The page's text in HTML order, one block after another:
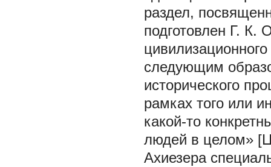
раздел,
подготовлен Г. К.
следующим
исторического
рамках того или
какой-то
людей в целом»
Ахиезера